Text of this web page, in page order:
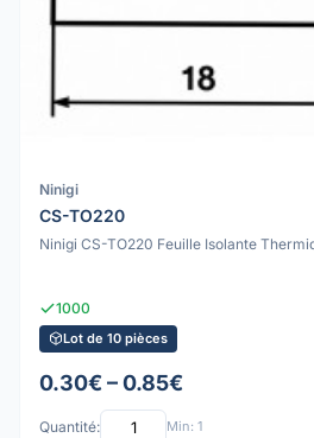
Ninigi
CS-TO220
Ninigi CS-TO220 Feuille Isolante
1000
Lot de 10 pièces
0.30€ – 0.85€
Quantité: Min: 1